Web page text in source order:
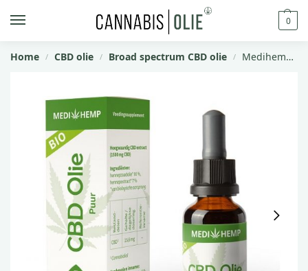
0
Home / CBD olie / Broad spectrum CBD olie / Medihemp CBD olie 30 ml – 5% – 1500 mg CBD (puur/broad spectrum)